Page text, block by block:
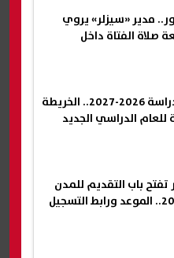
مدير «سيزلر» يروي
صلاة الفتاة داخل
موعد بدء الدراسة 2026-2027.. الخريطة
للعام الدراسي الجديد
تفتح باب التقديم للمدن